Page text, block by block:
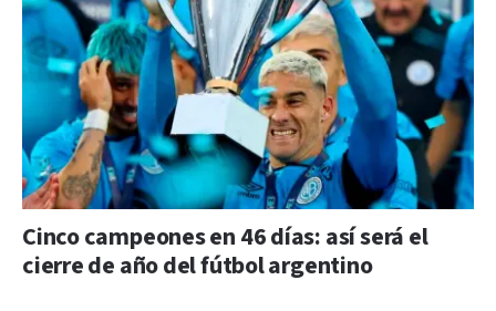
Cinco campeones en 46 días: así será el
cierre de año del fútbol argentino